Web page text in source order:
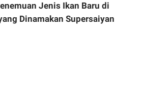
Jenis Ikan Baru di
Dinamakan Supersaiyan